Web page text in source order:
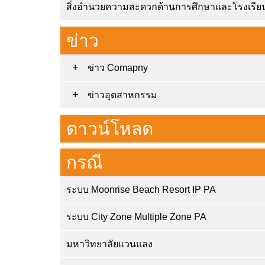
สิ่งอำนวยความสะดวกด้านการศึกษาและโรงเรีย
ข่าว
ข่าว Comapny
ข่าวอุตสาหกรรม
ดาวน์โหลด
กรณี
ระบบ Moonrise Beach Resort IP PA
ระบบ City Zone Multiple Zone PA
มหาวิทยาลัยแวนแลง